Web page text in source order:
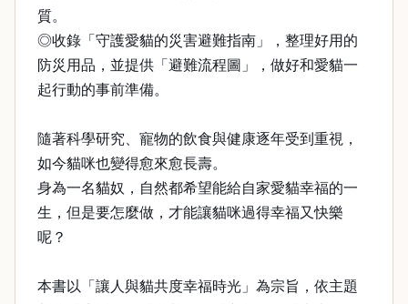
質。
◎收錄「守護愛貓的災害避難指南」，整理好用的
防災用品，並提供「避難流程圖」，做好和愛貓一
起行動的事前準備。
隨著科學研究、寵物的飲食與健康逐年受到重視，
如今貓咪也變得愈來愈長壽。
身為一名貓奴，自然都希望能給自家愛貓幸福的一
生，但是要怎麼做，才能讓貓咪過得幸福又快樂
呢？
本書以「讓人與貓共度幸福時光」為宗旨，依主題